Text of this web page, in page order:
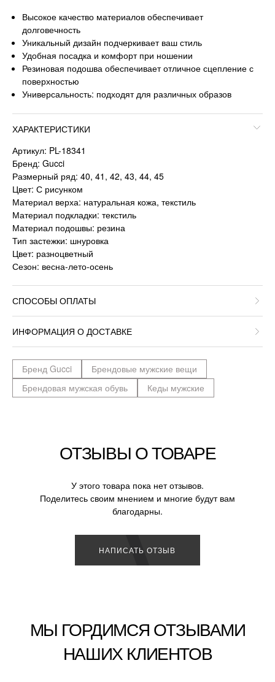
Высокое качество материалов обеспечивает
долговечность
Уникальный дизайн подчеркивает ваш стиль
Удобная посадка и комфорт при ношении
Резиновая подошва обеспечивает отличное сцепление с
поверхностью
Универсальность: подходят для различных образов
ХАРАКТЕРИСТИКИ
Артикул: PL-18341
Бренд: Gucci
Размерный ряд: 40, 41, 42, 43, 44, 45
Цвет: С рисунком
Материал верха: натуральная кожа, текстиль
Материал подкладки: текстиль
Материал подошвы: резина
Тип застежки: шнуровка
Цвет: разноцветный
Сезон: весна-лето-осень
СПОСОБЫ ОПЛАТЫ
ИНФОРМАЦИЯ О ДОСТАВКЕ
Бренд Gucci
Брендовые мужские вещи
Брендовая мужская обувь
Кеды мужские
ОТЗЫВЫ О ТОВАРЕ
У этого товара пока нет отзывов.
Поделитесь своим мнением и многие будут вам
благодарны.
НАПИСАТЬ ОТЗЫВ
МЫ ГОРДИМСЯ ОТЗЫВАМИ
НАШИХ КЛИЕНТОВ